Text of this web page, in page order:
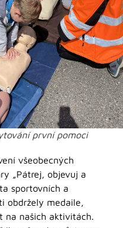
první pomoci
všeobecných
„Pátrej, objevuj a
sportovních a
obdržely medaile,
na našich aktivitách.